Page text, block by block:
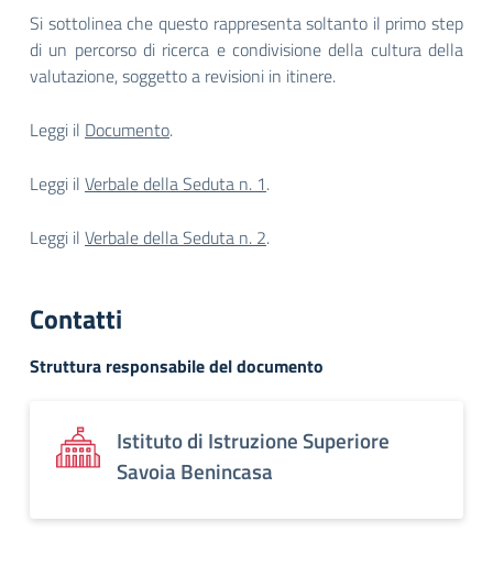
Si sottolinea che questo rappresenta soltanto il primo step
di un percorso di ricerca e condivisione della cultura della
valutazione, soggetto a revisioni in itinere.
Leggi il Documento.
Leggi il Verbale della Seduta n. 1.
Leggi il Verbale della Seduta n. 2.
Contatti
Struttura responsabile del documento
Istituto di Istruzione Superiore
Savoia Benincasa